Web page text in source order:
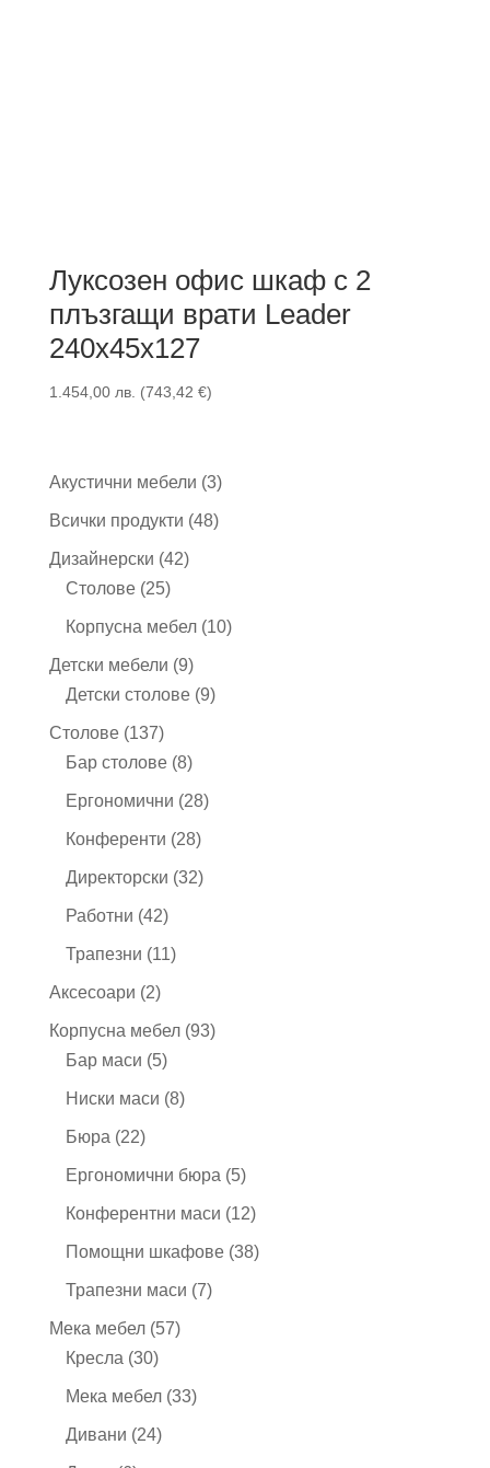
Луксозен офис шкаф с 2
плъзгащи врати Leader
240x45x127
1.454,00 лв. (743,42 €)
Акустични мебели 33
продукта
Всички продукти 4848
Дизайнерски 4242
Столове 2525
продукта
Корпусна мебел 1010
Детски мебели 99
продукта
Детски столове 99
Столове 137137
продукта
Бар столове 88
продукта
Ергономични 2828
Конференти 2828
продукта
Директорски 3232
Работни 4242
продукта
Трапезни 1111
Аксесоари 22
продукта
Корпусна мебел 9393
Бар маси 55
продукта
Ниски маси 88
Бюра 2222
продукта
Ергономични бюра 55
продукта
Конферентни маси 1212
продукта
Помощни шкафове 3838
Трапезни маси 77
Мека мебел 5757
Кресла 3030
продукта
Мека мебел 3333
Дивани 2424